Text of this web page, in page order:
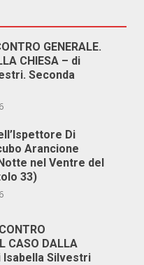
GENERALE.
CHIESA – di
Seconda
Di
Arancione
nel Ventre del
33)
CASO DALLA
Isabella Silvestri